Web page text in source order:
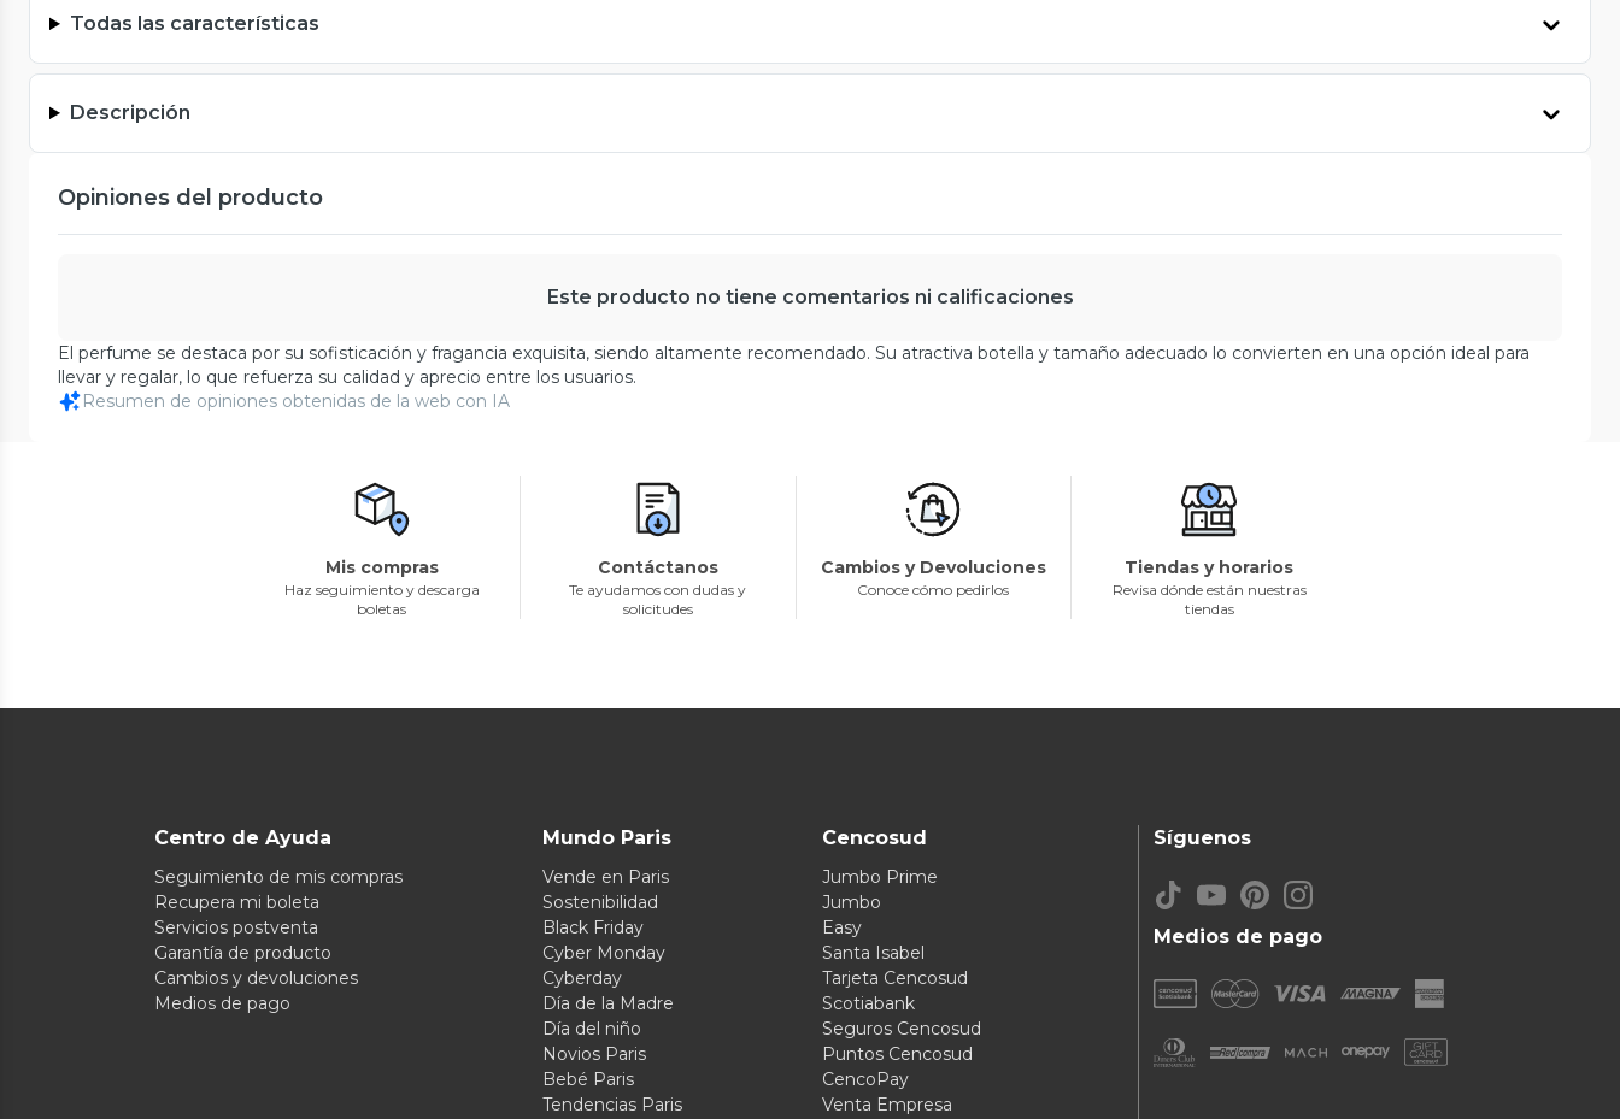
Todas las características
Descripción
Opiniones del producto
Este producto no tiene comentarios ni calificaciones
El perfume se destaca por su sofisticación y fragancia exquisita, siendo altamente recomendado. Su atractiva botella y tamaño adecuado lo convierten en una opción ideal para
llevar y regalar, lo que refuerza su calidad y aprecio entre los usuarios.
Resumen de opiniones obtenidas de la web con IA
Mis compras
Haz seguimiento y descarga
boletas
Contáctanos
Te ayudamos con dudas y
solicitudes
Cambios y Devoluciones
Conoce cómo pedirlos
Tiendas y horarios
Revisa dónde están nuestras
tiendas
Centro de Ayuda
Seguimiento de mis compras
Recupera mi boleta
Servicios postventa
Garantía de producto
Cambios y devoluciones
Medios de pago
Mundo Paris
Vende en Paris
Sostenibilidad
Black Friday
Cyber Monday
Cyberday
Día de la Madre
Día del niño
Novios Paris
Bebé Paris
Tendencias Paris
Cencosud
Jumbo Prime
Jumbo
Easy
Santa Isabel
Tarjeta Cencosud
Scotiabank
Seguros Cencosud
Puntos Cencosud
CencoPay
Venta Empresa
Medios de pago
Síguenos